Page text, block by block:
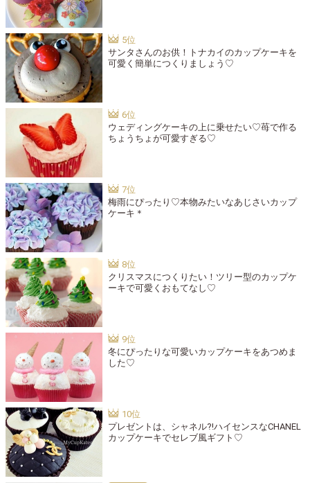
サンタさんのお供！トナカイのカップケーキを
可愛く簡単につくりましょう♡
ウェディングケーキの上に乗せたい♡苺で作る
ちょうちょが可愛すぎる♡
梅雨にぴったり♡本物みたいなあじさいカップ
ケーキ＊
クリスマスにつくりたい！ツリー型のカップケ
ーキで可愛くおもてなし♡
冬にぴったりな可愛いカップケーキをあつめま
した♡
プレゼントは、シャネル?!ハイセンスなCHANEL
カップケーキでセレブ風ギフト♡